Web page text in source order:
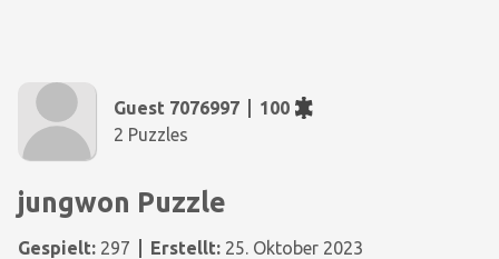
Guest 7076997
100
2 Puzzles
jungwon Puzzle
Gespielt: 297 Erstellt: 25. Oktober 2023